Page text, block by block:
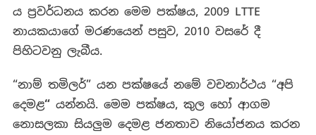
ය ප්‍රවර්ධනය කරන මෙම පක්ෂය, 2009 LTTE
නායකයාගේ මරණයෙන් පසුව, 2010 වසරේ දී
පිහිටවනු ලැබීය.
“නාම් තමිලර්” යන පක්ෂයේ නමේ වචනාර්ථය “අපි
දෙමළ“යන්නයි. මෙම පක්ෂය, කුල හෝ ආගම
නොසලකා සියලුම දෙමළ ජනතාව නියෝජනය කරන